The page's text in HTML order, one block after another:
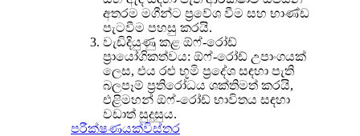
අතරම මගීන්ට ප්‍රවේශ වීම සහ භාණ්ඩ
පැටවීම පහසු කරයි.
වැඩිදියුණු කළ ඕෆ්-රෝඩ්
ප්‍රායෝගිකත්වය: ඕෆ්-රෝඩ් උපාංගයක්
ලෙස, එය රළු භූමි ප්‍රදේශ සඳහා පැති
බලපෑම් ප්‍රතිරෝධය ශක්තිමත් කරයි,
එළිමහන් ඕෆ්-රෝඩ් භාවිතය සඳහා
වඩාත් සුදුසුය.
පරීක්ෂණයක්විස්තර